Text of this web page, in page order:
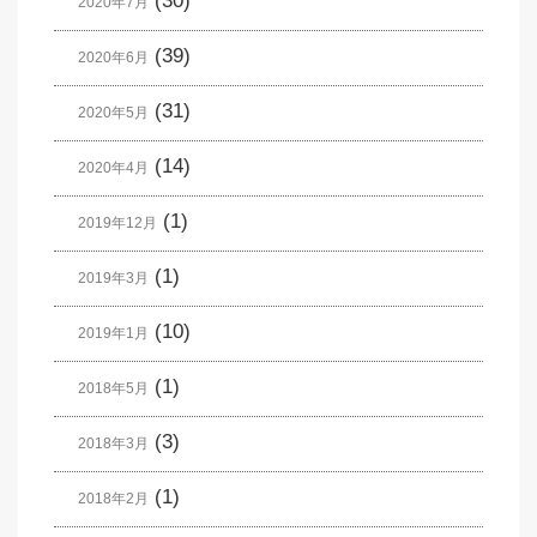
2020年6月 (39)
2020年5月 (31)
2020年4月 (14)
2019年12月 (1)
2019年3月 (1)
2019年1月 (10)
2018年5月 (1)
2018年3月 (3)
2018年2月 (1)